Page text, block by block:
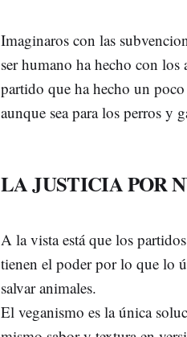
Imaginaros con las
ser humano ha hecho con
partido que ha hecho un
aunque sea para los perros y
LA JUSTICIA POR
A la vista está que los
tienen el poder por lo que lo
salvar animales.
El veganismo es la única